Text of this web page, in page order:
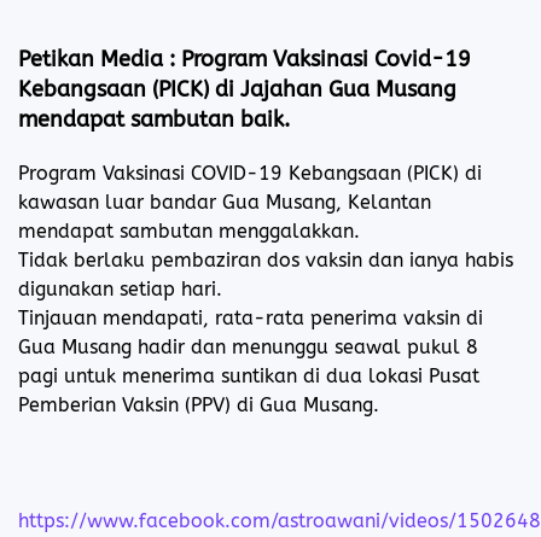
Petikan Media : Program Vaksinasi Covid-19
Kebangsaan (PICK) di Jajahan Gua Musang
mendapat sambutan baik.
Program Vaksinasi COVID-19 Kebangsaan (PICK) di
kawasan luar bandar Gua Musang, Kelantan
mendapat sambutan menggalakkan.
Tidak berlaku pembaziran dos vaksin dan ianya habis
digunakan setiap hari.
Tinjauan mendapati, rata-rata penerima vaksin di
Gua Musang hadir dan menunggu seawal pukul 8
pagi untuk menerima suntikan di dua lokasi Pusat
Pemberian Vaksin (PPV) di Gua Musang.
https://www.facebook.com/astroawani/videos/